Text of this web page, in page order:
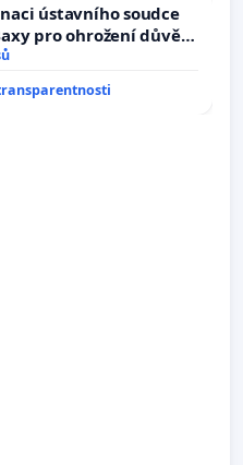
ústavního soudce
pro ohrožení důvěry
proces